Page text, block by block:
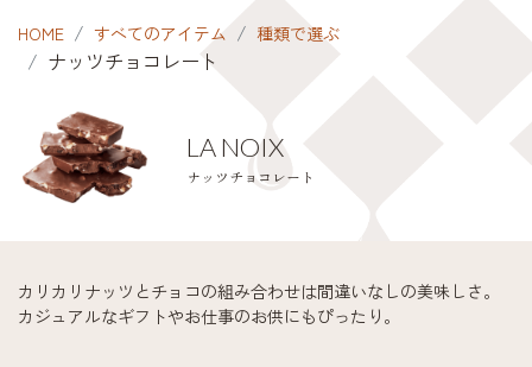
HOME すべてのアイテム 種類で選ぶ
ナッツチョコレート
LA NOIX
ナッツチョコレート
カリカリナッツとチョコの組み合わせは間違いなしの美味しさ。
カジュアルなギフトやお仕事のお供にもぴったり。